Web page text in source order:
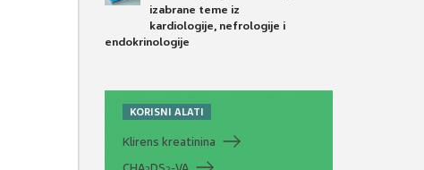
izabrane teme iz
kardiologije, nefrologije i
endokrinologije
KORISNI ALATI
Klirens kreatinina